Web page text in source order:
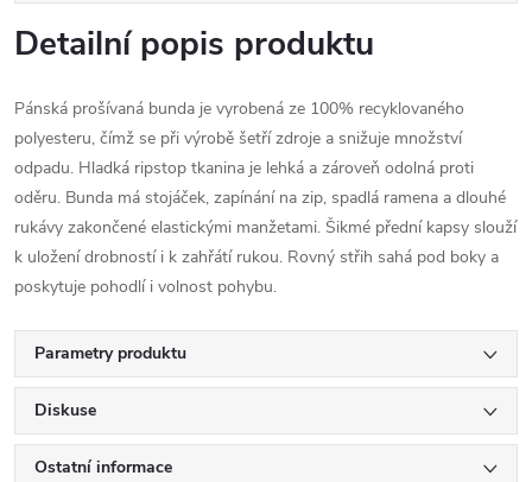
Detailní popis produktu
Pánská prošívaná bunda je vyrobená ze 100% recyklovaného
polyesteru, čímž se při výrobě šetří zdroje a snižuje množství
odpadu. Hladká ripstop tkanina je lehká a zároveň odolná proti
oděru. Bunda má stojáček, zapínání na zip, spadlá ramena a dlouhé
rukávy zakončené elastickými manžetami. Šikmé přední kapsy slouží
k uložení drobností i k zahřátí rukou. Rovný střih sahá pod boky a
poskytuje pohodlí i volnost pohybu.
Parametry produktu
Diskuse
Ostatní informace